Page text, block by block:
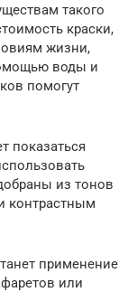
такого
краски,
жизни,
воды и
помогут
показаться
из тонов
контрастным
применение
или